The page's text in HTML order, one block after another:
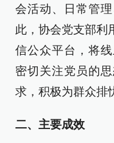
会活动、日常管
此，协会党支部利
信公众平台，将
密切关注党员的
求，积极为群众排
二、主要成效